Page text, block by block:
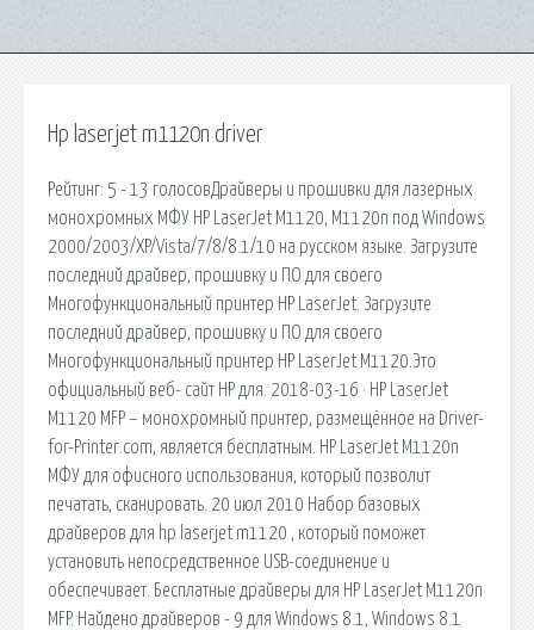
Hp laserjet m1120n driver
Рейтинг: 5 - 13 голосовДрайверы и прошивки для лазерных
монохромных МФУ HP LaserJet M1120, M1120n под Windows
2000/2003/XP/Vista/7/8/8.1/10 на русском языке. Загрузите
последний драйвер, прошивку и ПО для своего
Многофункциональный принтер HP LaserJet. Загрузите
последний драйвер, прошивку и ПО для своего
Многофункциональный принтер HP LaserJet M1120.Это
официальный веб- сайт HP для. 2018-03-16 · HP LaserJet
M1120 MFP – монохромный принтер, размещённое на Driver-
for-Printer.com, является бесплатным. HP LaserJet M1120n
МФУ для офисного использования, который позволит
печатать, сканировать. 20 июл 2010 Набор базовых
драйверов для hp laserjet m1120 , который поможет
установить непосредственное USB-соединение и
обеспечивает. Бесплатные драйверы для HP LaserJet M1120n
MFP. Найдено драйверов - 9 для Windows 8.1, Windows 8.1